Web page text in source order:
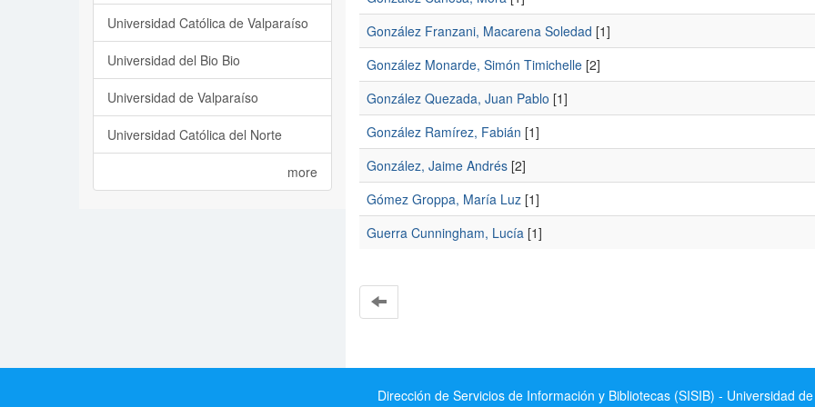
González Franzani, Macarena Soledad [1]
González Monarde, Simón Timichelle[2]
González Quezada, Juan Pablo [1]
González Ramírez, Fabián [1]
González, Jaime Andrés[2]
Gómez Groppa, María Luz[1]
Guerra Cunningham, Lucía[1]
Universidad Católica de Valparaíso
Universidad del Bio Bio
Universidad de Valparaíso
Universidad Católica del Norte
more
Dirección de Servicios de Información y Bibliotecas (SISIB) - Universidad